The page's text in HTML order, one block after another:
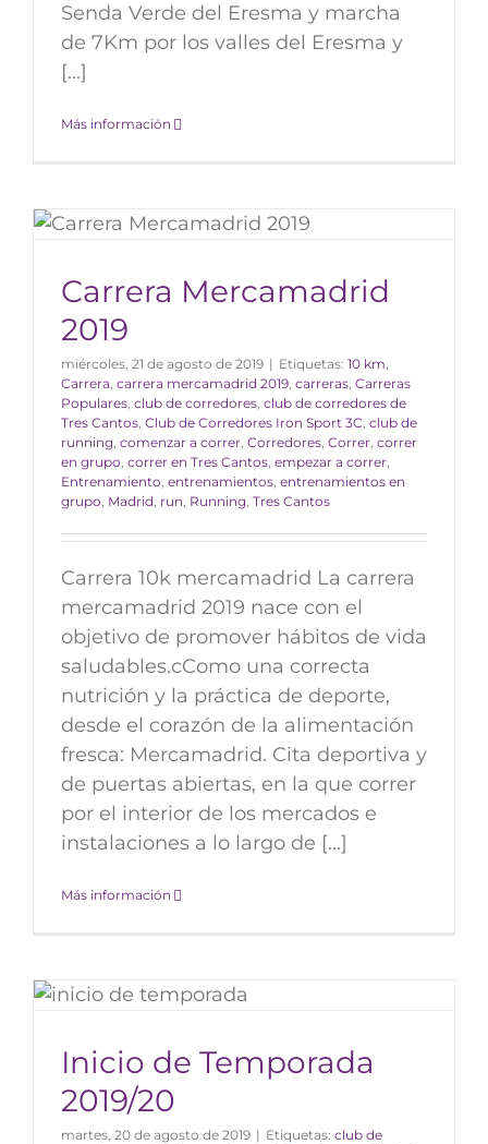
Senda Verde del Eresma y marcha
de 7Km por los valles del Eresma y
[...]
Más información
Carrera Mercamadrid
2019
miércoles, 21 de agosto de 2019 | Etiquetas: 10 km,
Carrera, carrera mercamadrid 2019, carreras, Carreras
Populares, club de corredores, club de corredores de
Tres Cantos, Club de Corredores Iron Sport 3C, club de
running, comenzar a correr, Corredores, Correr, correr
en grupo, correr en Tres Cantos, empezar a correr,
Entrenamiento, entrenamientos, entrenamientos en
grupo, Madrid, run, Running, Tres Cantos
Carrera 10k mercamadrid La carrera
mercamadrid 2019 nace con el
objetivo de promover hábitos de vida
saludables.cComo una correcta
nutrición y la práctica de deporte,
desde el corazón de la alimentación
fresca: Mercamadrid. Cita deportiva y
de puertas abiertas, en la que correr
por el interior de los mercados e
instalaciones a lo largo de [...]
Más información
Inicio de Temporada
2019/20
martes, 20 de agosto de 2019 | Etiquetas: club de